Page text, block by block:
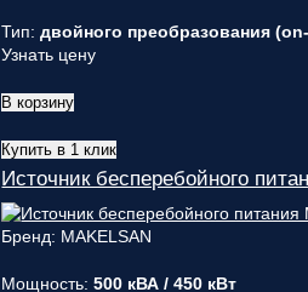
Тип:двойного преобразования
Узнать цену
В корзину
Купить в 1 клик
Источник бесперебойного
Бренд: MAKELSAN
Мощность:500 кВА / 450 кВт